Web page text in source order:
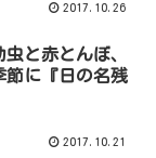
2017.10.26
と赤とんぼ、
節に『日の名残
2017.10.21